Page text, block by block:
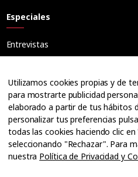
Especiales
Entrevistas
Ópticos
Cuadernos
Guías
Dossier
Anuarios
Ofertas de empleo
Utilizamos cookies propias y de
para mostrarte publicidad
elaborado a partir de tus hábitos
personalizar tus preferencias
todas las cookies haciendo clic
seleccionando "Rechazar". Para
nuestra Política de Privacidad y